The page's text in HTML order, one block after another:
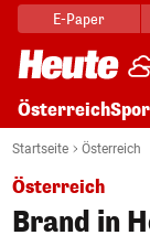
E-Paper
Österreich
Startseite Österreich
Österreich
Brand in